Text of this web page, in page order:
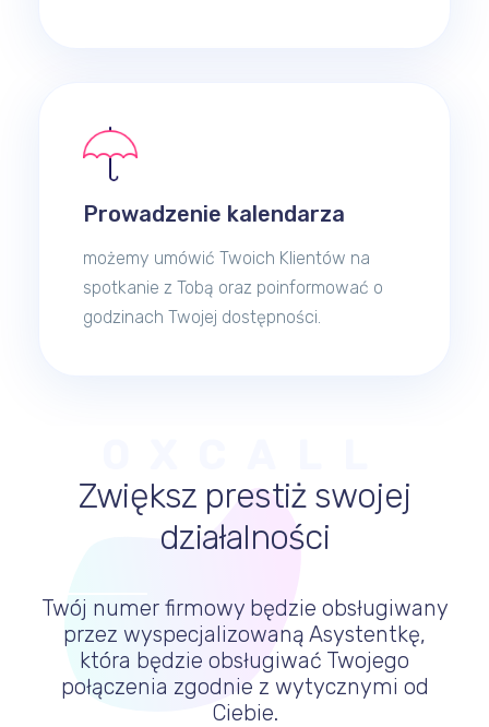
Prowadzenie kalendarza
możemy umówić Twoich Klientów na
spotkanie z Tobą oraz poinformować o
godzinach Twojej dostępności.
Zwiększ prestiż swojej
działalności
Twój numer firmowy będzie obsługiwany
przez wyspecjalizowaną Asystentkę,
która będzie obsługiwać Twojego
połączenia zgodnie z wytycznymi od
Ciebie.